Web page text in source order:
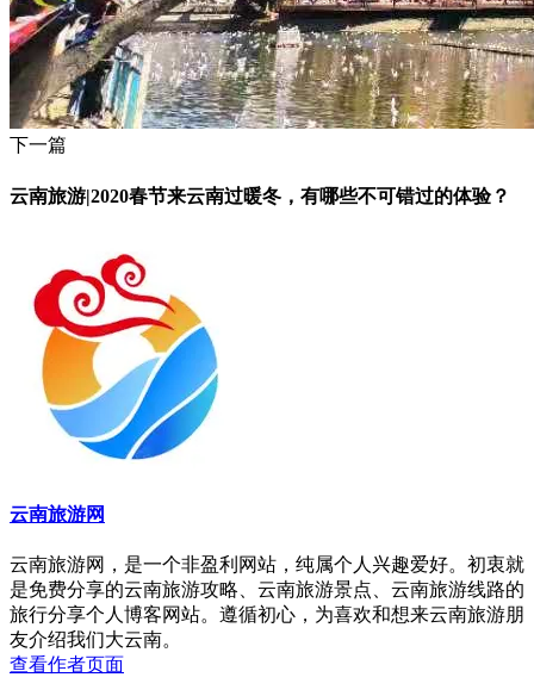
下一篇
云南旅游|2020春节来云南过暖冬，有哪些不可错过的体验？
云南旅游网
云南旅游网，是一个非盈利网站，纯属个人兴趣爱好。初衷就
是免费分享的云南旅游攻略、云南旅游景点、云南旅游线路的
旅行分享个人博客网站。遵循初心，为喜欢和想来云南旅游朋
友介绍我们大云南。
查看作者页面